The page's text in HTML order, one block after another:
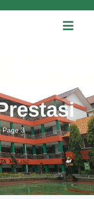
Page 3